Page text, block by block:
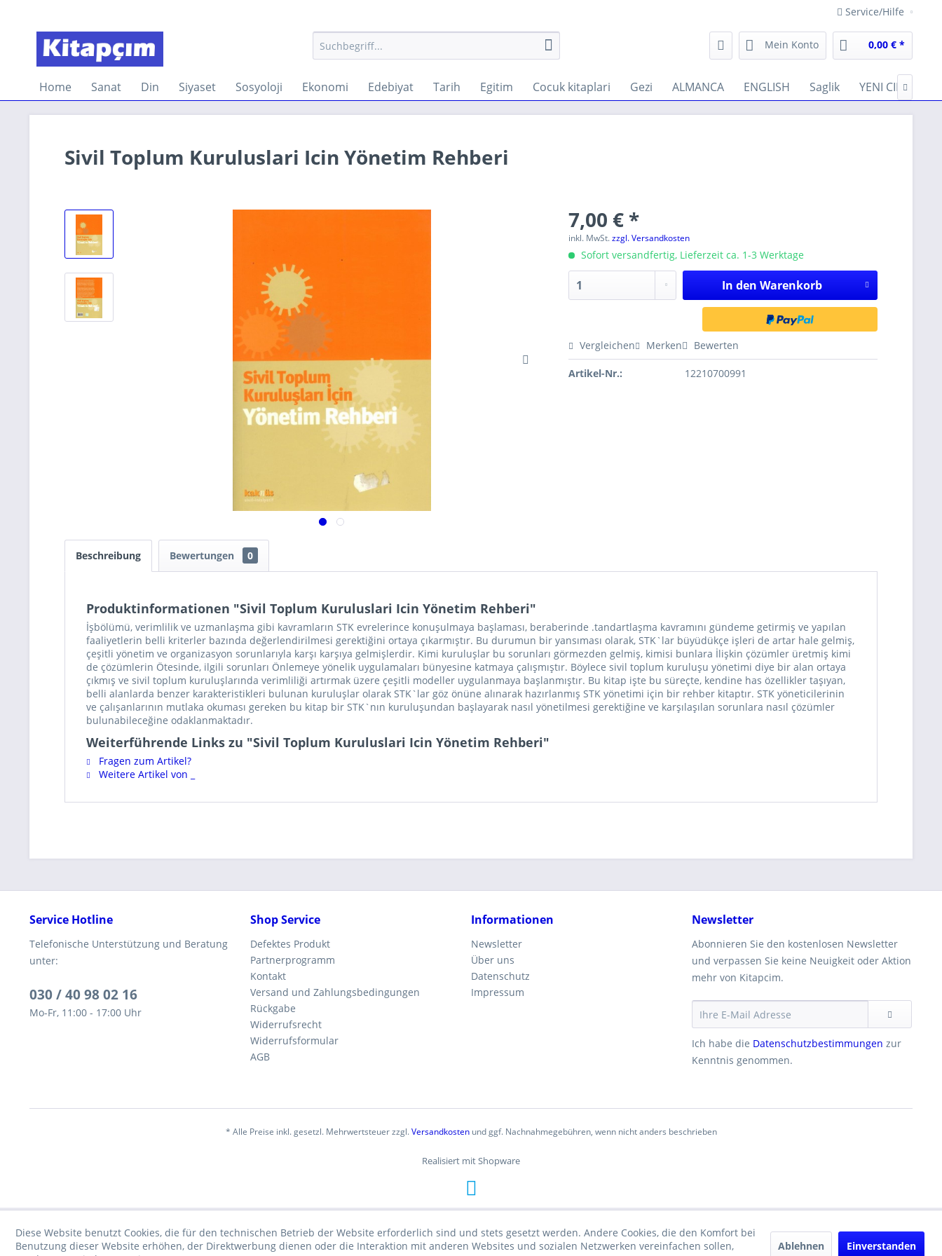
Service/Hilfe
Mein Konto 0,00 € *
Home Sanat Din Siyaset Sosyoloji Ekonomi Edebiyat Tarih Egitim Cocuk kitaplari Gezi ALMANCA ENGLISH Saglik YENI CIKANLAR

Sivil Toplum Kuruluslari Icin Yönetim Rehberi
7,00 € *
inkl. MwSt.zzgl. Versandkosten
Sofort versandfertig, Lieferzeit ca. 1-3 Werktage
In den Warenkorb
Vergleichen Merken Bewerten
Artikel-Nr.: 12210700991
Beschreibung Bewertungen 0
Produktinformationen "Sivil Toplum Kuruluslari Icin Yönetim Rehberi"
İşbölümü, verimlilik ve uzmanlaşma gibi kavramların STK evrelerince konuşulmaya başlaması, beraberinde .tandartlaşma kavramını gündeme getirmiş ve yapılan
faaliyetlerin belli kriterler bazında değerlendirilmesi gerektiğini ortaya çıkarmıştır. Bu durumun bir yansıması olarak, STK`lar büyüdükçe işleri de artar hale gelmiş,
çeşitli yönetim ve organizasyon sorunlarıyla karşı karşıya gelmişlerdir. Kimi kuruluşlar bu sorunları görmezden gelmiş, kimisi bunlara İlişkin çözümler üretmiş kimi
de çözümlerin Ötesinde, ilgili sorunları Önlemeye yönelik uygulamaları bünyesine katmaya çalışmıştır. Böylece sivil toplum kuruluşu yönetimi diye bir alan ortaya
çıkmış ve sivil toplum kuruluşlarında verimliliği artırmak üzere çeşitli modeller uygulanmaya başlanmıştır. Bu kitap işte bu süreçte, kendine has özellikler taşıyan,
belli alanlarda benzer karakteristikleri bulunan kuruluşlar olarak STK`lar göz önüne alınarak hazırlanmış STK yönetimi için bir rehber kitaptır. STK yöneticilerinin
ve çalışanlarının mutlaka okuması gereken bu kitap bir STK`nın kuruluşundan başlayarak nasıl yönetilmesi gerektiğine ve karşılaşılan sorunlara nasıl çözümler
bulunabileceğine odaklanmaktadır.
Weiterführende Links zu "Sivil Toplum Kuruluslari Icin Yönetim Rehberi"
Fragen zum Artikel?
Weitere Artikel von _
Service Hotline
Telefonische Unterstützung und Beratung
unter:
030 / 40 98 02 16
Mo-Fr, 11:00 - 17:00 Uhr
Shop Service
Defektes Produkt
Partnerprogramm
Kontakt
Versand und Zahlungsbedingungen
Rückgabe
Widerrufsrecht
Widerrufsformular
AGB
Informationen
Newsletter
Über uns
Datenschutz
Impressum
Newsletter
Abonnieren Sie den kostenlosen Newsletter
und verpassen Sie keine Neuigkeit oder Aktion
mehr von Kitapcim.
Ich habe die Datenschutzbestimmungen zur
Kenntnis genommen.
* Alle Preise inkl. gesetzl. Mehrwertsteuer zzgl.Versandkostenund ggf. Nachnahmegebühren, wenn nicht anders beschrieben
Realisiert mit Shopware
Diese Website benutzt Cookies, die für den technischen Betrieb der Website erforderlich sind und stets gesetzt werden. Andere Cookies, die den Komfort bei
Benutzung dieser Website erhöhen, der Direktwerbung dienen oder die Interaktion mit anderen Websites und sozialen Netzwerken vereinfachen sollen,
Ablehnen Einverstanden